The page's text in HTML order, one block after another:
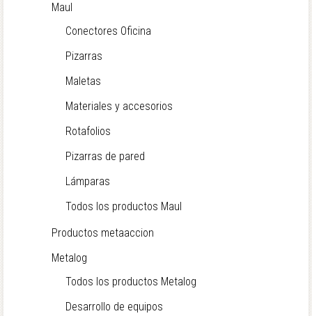
Maul
Conectores Oficina
Pizarras
Maletas
Materiales y accesorios
Rotafolios
Pizarras de pared
Lámparas
Todos los productos Maul
Productos metaaccion
Metalog
Todos los productos Metalog
Desarrollo de equipos